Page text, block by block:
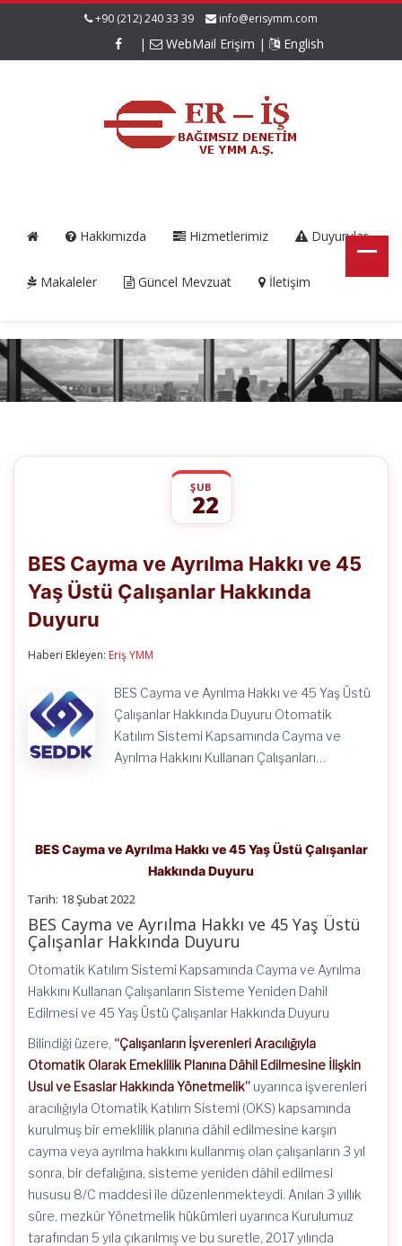
+90 (212) 240 33 39 info@erisymm.com
| WebMail Erişim | English
Hakkımızda Hizmetlerimiz Duyurular
Makaleler Güncel Mevzuat İletişim
ŞUB
22
ve
Ayrılma
Hakkı
Duyuru
için
BES Cayma ve Ayrılma Hakkı ve 45
Yaş Üstü Çalışanlar Hakkında
Duyuru
Haberi Ekleyen: Eriş YMM
BES Cayma ve Ayrılma Hakkı ve 45 Yaş Üstü
Çalışanlar Hakkında Duyuru Otomatik
Katılım Sistemi Kapsamında Cayma ve
Ayrılma Hakkını Kullanan Çalışanları…
BES Cayma ve Ayrılma Hakkı ve 45 Yaş Üstü Çalışanlar
Hakkında Duyuru
Tarih: 18 Şubat 2022
BES Cayma ve Ayrılma Hakkı ve 45 Yaş Üstü
Çalışanlar Hakkında Duyuru
Otomatik Katılım Sistemi Kapsamında Cayma ve Ayrılma
Hakkını Kullanan Çalışanların Sisteme Yeniden Dahil
Edilmesi ve 45 Yaş Üstü Çalışanlar Hakkında Duyuru
Bilindiği üzere, “Çalışanların İşverenleri Aracılığıyla
Otomatik Olarak Emeklilik Planına Dâhil Edilmesine İlişkin
Usul ve Esaslar Hakkında Yönetmelik” uyarınca işverenleri
aracılığıyla Otomatik Katılım Sistemi (OKS) kapsamında
kurulmuş bir emeklilik planına dâhil edilmesine karşın
cayma veya ayrılma hakkını kullanmış olan çalışanların 3 yıl
sonra, bir defalığına, sisteme yeniden dâhil edilmesi
hususu 8/C maddesi ile düzenlenmekteydi. Anılan 3 yıllık
süre, mezkûr Yönetmelik hükümleri uyarınca Kurulumuz
tarafından 5 yıla çıkarılmış ve bu suretle, 2017 yılında